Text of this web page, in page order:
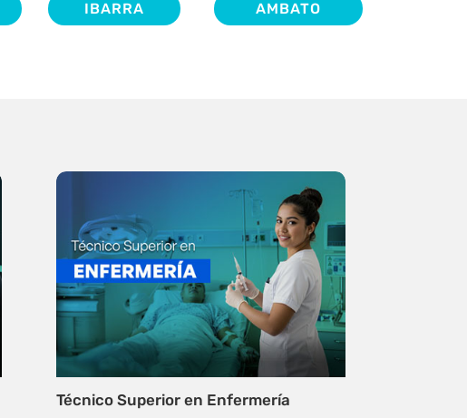
IBARRA AMBATO
Técnico Superior en Enfermería